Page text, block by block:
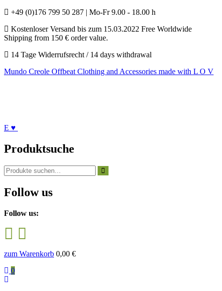
+49 (0)176 799 50 287 | Mo-Fr 9.00 - 18.00 h
Kostenloser Versand bis zum 15.03.2022 Free Worldwide
Shipping from 150 € order value.
14 Tage Widerrufsrecht / 14 days withdrawal
Mundo Creole Offbeat Clothing and Accessories made with L O V
E ♥
Produktsuche
Suchen
nach:
Follow us
Follow us:
zum Warenkorb 0,00 €
0